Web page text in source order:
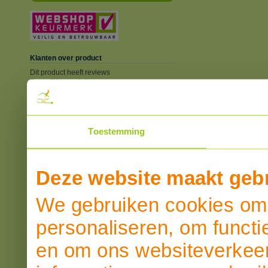
Toestemming
Deze website maakt
We gebruiken cookies
personaliseren, om
en om ons
Klanten over product
Dit product heeft reviews
Overall beoordeling
SCHRIJF EEN REVIEW